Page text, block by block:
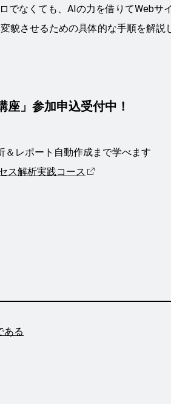
でなくても、AIの力を借りてWebサ
貌させるための具体的な手順を解説
」参加申込受付中！
＆レポート自動作成まで学べます
ス解析実践コース
ある